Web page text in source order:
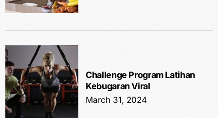
Challenge Program Latihan
Kebugaran Viral
March 31, 2024